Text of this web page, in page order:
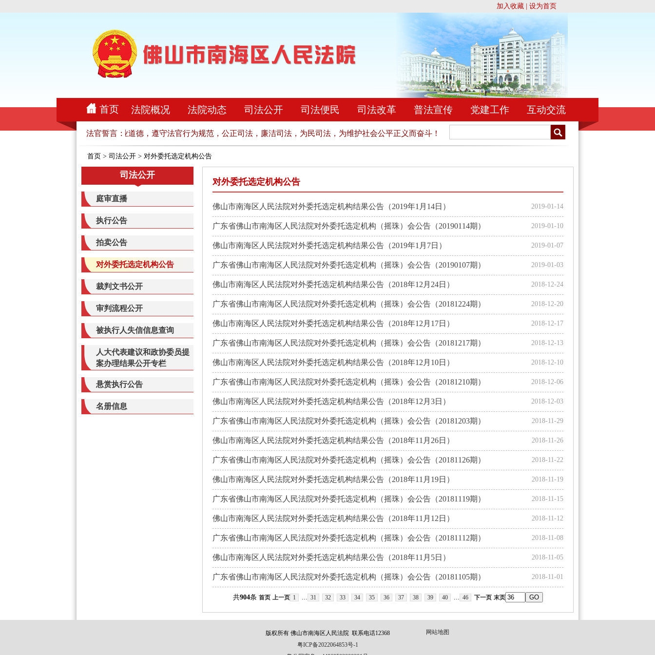
加入收藏 设为首页
首页 法院概况 法院动态 司法公开 司法便民 司法改革 普法宣传 党建工作 互动交流
法官誓言：
忠实履行法官职责，恪守法官职业道德，遵守法官行为规范，公正司法，廉洁司法，为民司法，为维护社会公平正义而奋斗！ 忠于祖国，忠于人民，忠于宪法和法律，忠实履行法官职责
首页 > 司法公开 > 对外委托选定机构公告
司法公开
庭审直播
执行公告
拍卖公告
对外委托选定机构公告
裁判文书公开
审判流程公开
被执行人失信信息查询
人大代表建议和政协委员提
案办理结果公开专栏
悬赏执行公告
名册信息
对外委托选定机构公告
2019-01-14
佛山市南海区人民法院对外委托选定机构结果公告（2019年1月14日）
2019-01-10
广东省佛山市南海区人民法院对外委托选定机构（摇珠）会公告（20190114期）
2019-01-07
佛山市南海区人民法院对外委托选定机构结果公告（2019年1月7日）
2019-01-03
广东省佛山市南海区人民法院对外委托选定机构（摇珠）会公告（20190107期）
2018-12-24
佛山市南海区人民法院对外委托选定机构结果公告（2018年12月24日）
2018-12-20
广东省佛山市南海区人民法院对外委托选定机构（摇珠）会公告（20181224期）
2018-12-17
佛山市南海区人民法院对外委托选定机构结果公告（2018年12月17日）
2018-12-13
广东省佛山市南海区人民法院对外委托选定机构（摇珠）会公告（20181217期）
2018-12-10
佛山市南海区人民法院对外委托选定机构结果公告（2018年12月10日）
2018-12-06
广东省佛山市南海区人民法院对外委托选定机构（摇珠）会公告（20181210期）
2018-12-03
佛山市南海区人民法院对外委托选定机构结果公告（2018年12月3日）
2018-11-29
广东省佛山市南海区人民法院对外委托选定机构（摇珠）会公告（20181203期）
2018-11-26
佛山市南海区人民法院对外委托选定机构结果公告（2018年11月26日）
2018-11-22
广东省佛山市南海区人民法院对外委托选定机构（摇珠）会公告（20181126期）
2018-11-19
佛山市南海区人民法院对外委托选定机构结果公告（2018年11月19日）
2018-11-15
广东省佛山市南海区人民法院对外委托选定机构（摇珠）会公告（20181119期）
2018-11-12
佛山市南海区人民法院对外委托选定机构结果公告（2018年11月12日）
2018-11-08
广东省佛山市南海区人民法院对外委托选定机构（摇珠）会公告（20181112期）
2018-11-05
佛山市南海区人民法院对外委托选定机构结果公告（2018年11月5日）
2018-11-01
广东省佛山市南海区人民法院对外委托选定机构（摇珠）会公告（20181105期）
共904条 首页 上一页 1 ... 31 32 33 34 35 36 37 38 39 40 ... 46 下一页 末页
版权所有 佛山市南海区人民法院 联系电话12368
粤ICP备2022064853号-1
网站地图